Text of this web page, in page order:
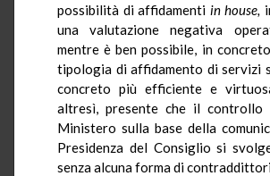
possibilità di affidamenti in house,
una valutazione negativa
mentre è ben possibile, in
tipologia di affidamento di servizi
concreto più efficiente e
altresì, presente che il controllo
Ministero sulla base della
Presidenza del Consiglio si
senza alcuna forma di